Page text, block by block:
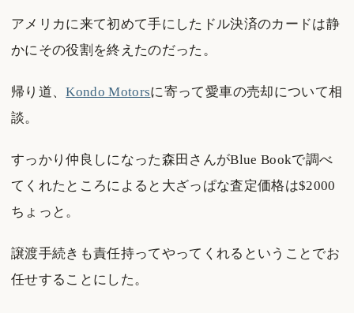
アメリカに来て初めて手にしたドル決済のカードは静
かにその役割を終えたのだった。
帰り道、Kondo Motorsに寄って愛車の売却について相
談。
すっかり仲良しになった森田さんがBlue Bookで調べ
てくれたところによると大ざっぱな査定価格は$2000
ちょっと。
譲渡手続きも責任持ってやってくれるということでお
任せすることにした。